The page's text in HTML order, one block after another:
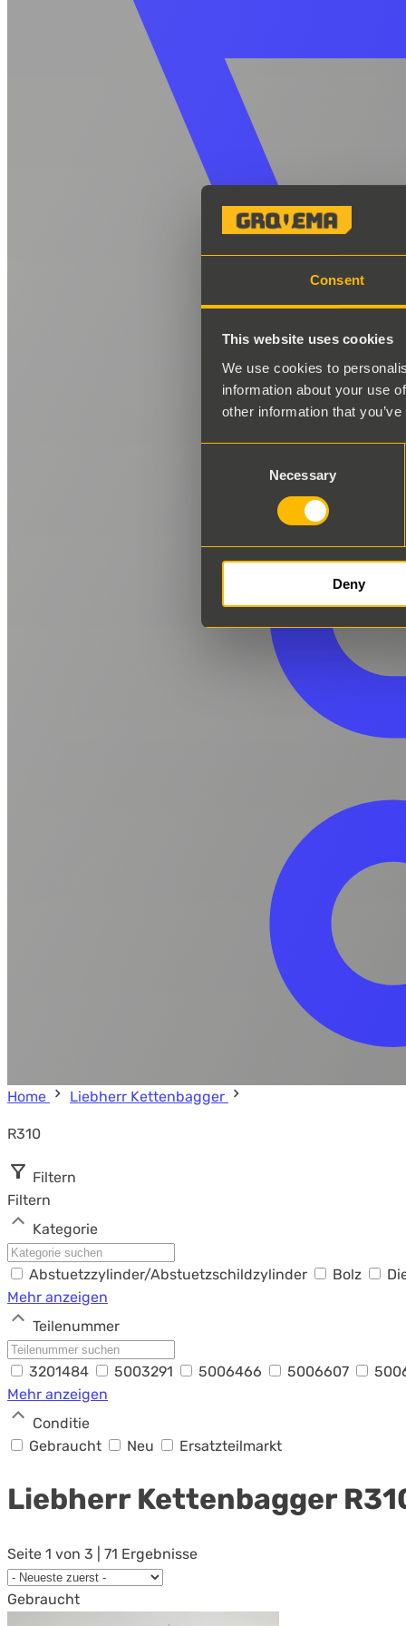
Consent
This website uses cookies
We use cookies to
information about your use
other information that
Necessary
Deny
Home
Liebherr Kettenbagger
R310
Filtern
Filtern
Kategorie
Abstuetzzylinder/Abstuetzschildzylinder
Bolz
Mehr anzeigen
Teilenummer
3201484
5003291 5006466 5006607
Mehr anzeigen
Conditie
Gebraucht
Neu Ersatzteilmarkt
Liebherr Kettenbagger
Seite 1 von 3 | 71 Ergebnisse
Gebraucht